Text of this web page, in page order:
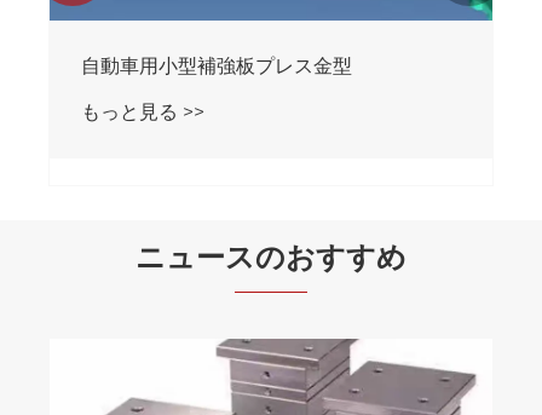
自動車用小型補強板プレス金型
もっと見る >>
ニュースのおすすめ